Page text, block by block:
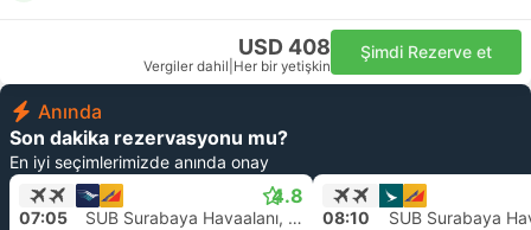
USD 408
Vergiler dahil Her bir yetişkin
Şimdi Rezerve et
Anında
Son dakika rezervasyonu mu?
En iyi seçimlerimizde anında onay
4.8
07:05 SUB Surabaya Havaalanı, East Java 08:10